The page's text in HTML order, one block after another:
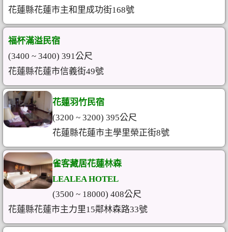
花蓮縣花蓮市主和里成功街168號
福杯滿溢民宿
(3400 ~ 3400) 391公尺
花蓮縣花蓮市信義街49號
花蓮羽竹民宿
(3200 ~ 3200) 395公尺
花蓮縣花蓮市主學里榮正街8號
雀客藏居花蓮林森
LEALEA HOTEL
(3500 ~ 18000) 408公尺
花蓮縣花蓮市主力里15鄰林森路33號